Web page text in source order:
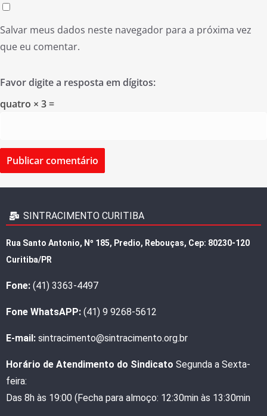
Salvar meus dados neste navegador para a próxima vez
que eu comentar.
Favor digite a resposta em dígitos:
quatro × 3 =
SINTRACIMENTO CURITIBA
Rua Santo Antonio, Nº 185, Predio, Rebouças, Cep: 80230-120
Curitiba/PR
Fone: (41) 3363-4497
Fone WhatsAPP: (41) 9 9268-5612
E-mail: sintracimento@sintracimento.org.br
Horário de Atendimento do Sindicato Segunda a Sexta-
feira:
Das 8h às 19:00 (Fecha para almoço: 12:30min às 13:30min